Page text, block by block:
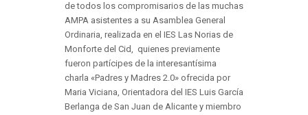
de todos los compromisarios de las muchas
AMPA asistentes a su Asamblea General
Ordinaria, realizada en el IES Las Norias de
Monforte del Cid, quienes previamente
fueron partícipes de la interesantísima
charla «Padres y Madres 2.0» ofrecida por
Maria Viciana, Orientadora del IES Luis García
Berlanga de San Juan de Alicante y miembro